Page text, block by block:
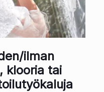
ilman
klooria tai